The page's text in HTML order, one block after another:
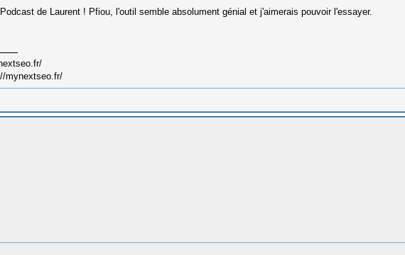
de Laurent ! Pfiou, l'outil semble absolument génial et j'aimerais pouvoir l'essayer.
mynextseo.fr/